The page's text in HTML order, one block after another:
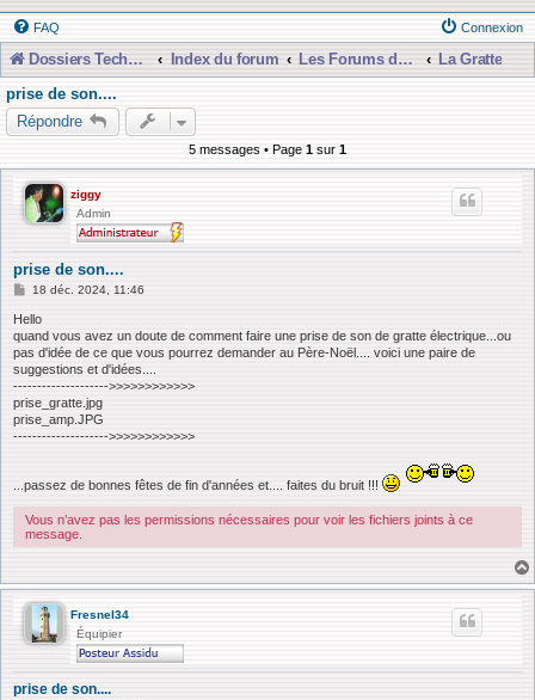
FAQ Connexion
Dossiers Techniques Index du forum Les Forums de Discussions
La Gratte
prise de son....
Répondre
5 messages • Page 1 sur 1
ziggy
Admin
prise de son....
M
s
s
g
e
18 déc. 2024, 11:46
Hello
quand vous avez un doute de comment faire une prise de son de gratte électrique...ou
pas d'idée de ce que vous pourrez demander au Père-Noël.... voici une paire de
suggestions et d'idées....
-------------------->>>>>>>>>>>>
prise_gratte.jpg
prise_amp.JPG
-------------------->>>>>>>>>>>>
...passez de bonnes fêtes de fin d'années et.... faites du bruit !!!
Vous n’avez pas les permissions nécessaires pour voir les fichiers joints à ce
message.
Fresnel34
Équipier
prise de son....